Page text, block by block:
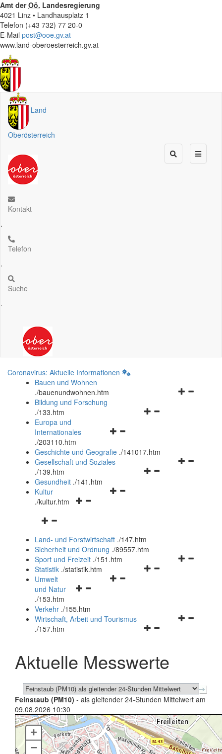
Amt derOö. Landesregierung
4021 Linz • Landhausplatz 1
Telefon (+43 732) 77 20-0
E-Mail post@ooe.gv.at
www.land-oberoesterreich.gv.at
Land
Oberösterreich
Kontakt
.
Telefon
.
Suche
.
Coronavirus: Aktuelle Informationen
Bauen und Wohnen
./bauenundwohnen.htm
Navigationsmenü
Bildung und Forschung
./133.htm
Navigationsmenü
und
schließen
Europa und
Internationales
./203110.htm
Geschichte und Geografie ./141017.htm
Navigationsmenü
Gesellschaft und Soziales
./139.htm
Navigationsmenü
Gesundheit ./141.htm
Navigationsmenü
Kultur
./kultur.htm
Navigationsmenü
und
schließen
Land- und Forstwirtschaft ./147.htm
Sicherheit und Ordnung ./89557.htm
Navigationsmenü
Sport und Freizeit ./151.htm
Navigationsmenü
Statistik ./statistik.htm
Navigationsmenü
und
schließen
Umwelt
und Natur
./153.htm
Verkehr ./155.htm
Navigationsmenü
schließen
Wirtschaft, Arbeit und Tourismus
./157.htm
Aktuelle Messwerte
Feinstaub (PM10) - als gleitender 24-Stunden Mittelwert am
09.08.2026 10:30
+
–